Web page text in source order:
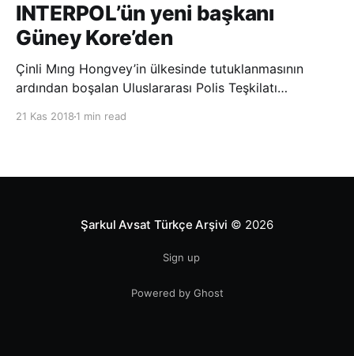
INTERPOL’ün yeni başkanı
Güney Kore’den
Çinli Mıng Hongvey’in ülkesinde tutuklanmasının
ardından boşalan Uluslararası Polis Teşkilatı
21 Kas 2018 1 min read
Şarkul Avsat Türkçe Arşivi © 2026
Sign up
Powered by Ghost